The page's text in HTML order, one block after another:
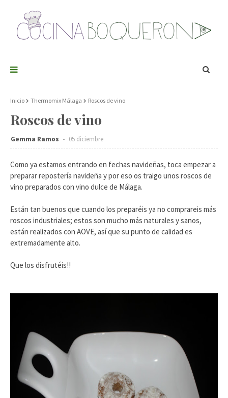
Inicio Thermomix Málaga Roscos de vino
Roscos de vino
Gemma Ramos 05 diciembre
Como ya estamos entrando en fechas navideñas, toca empezar a
preparar repostería navideña y por eso os traigo unos roscos de
vino preparados con vino dulce de Málaga.
Están tan buenos que cuando los preparéis ya no comprareis más
roscos industriales; estos son mucho más naturales y sanos,
están realizados con AOVE, así que su punto de calidad es
extremadamente alto.
Que los disfrutéis!!